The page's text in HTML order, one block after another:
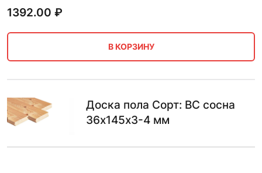
1392.00 ₽
В КОРЗИНУ
Доска пола Сорт: BC сосна
36х145х3-4 мм